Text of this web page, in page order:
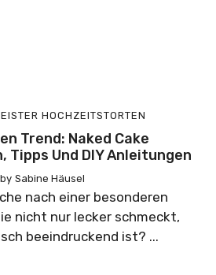
HOCHZEITSTORTEN
Trend: Naked Cake
Tipps Und DIY Anleitungen
by Sabine Häusel
nach einer besonderen
nicht nur lecker schmeckt,
beeindruckend ist? ...